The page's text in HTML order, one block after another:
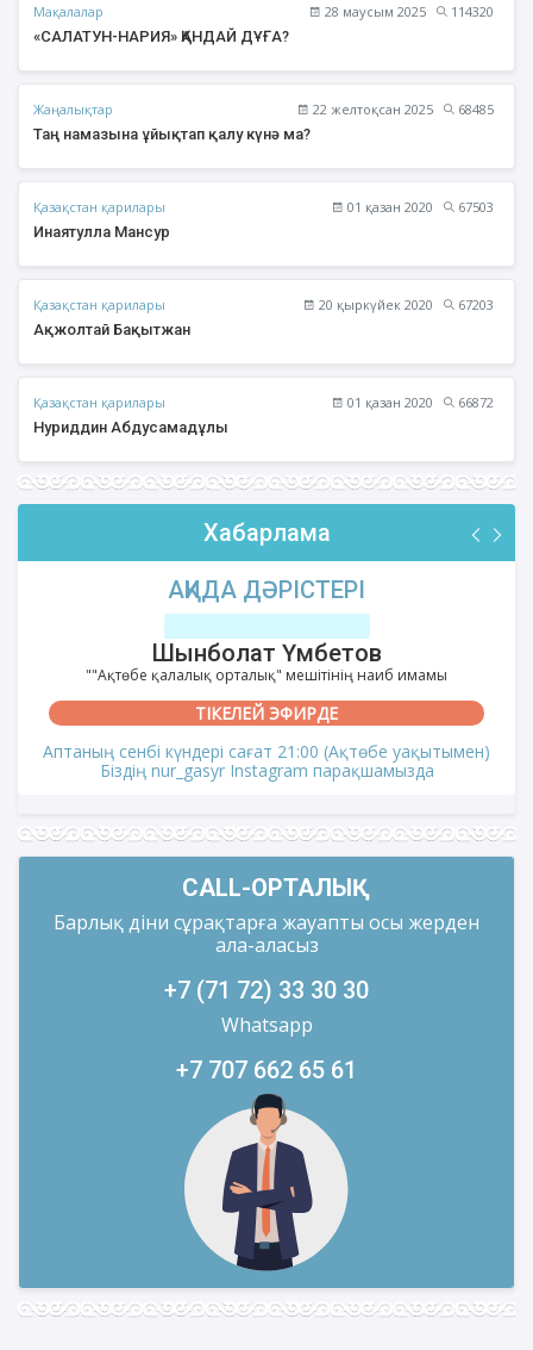
Мақалалар 28 маусым 2025
114320
«САЛАТУН-НАРИЯ» ҚАНДАЙ ДҰҒА?
Жаңалықтар 22 желтоқсан 2025
68485
Таң намазына ұйықтап қалу күнә ма?
Қазақстан қарилары 01 қазан 2020
67503
Инаятулла Мансур
Қазақстан қарилары 20 қыркүйек 2020
67203
Ақжолтай Бақытжан
Қазақстан қарилары 01 қазан 2020
66872
Нуриддин Абдусамадұлы
Хабарлама
АҚИДА ДӘРІСТЕРІ
Шынболат Үмбетов
""Ақтөбе қалалық орталық" мешітінің наиб имамы
ТІКЕЛЕЙ ЭФИРДЕ
Аптаның сенбі күндері сағат 21:00 (Ақтөбе уақытымен)
Біздің nur_gasyr Instagram парақшамызда
CALL-ОРТАЛЫҚ
Барлық діни сұрақтарға жауапты осы жерден
ала-аласыз
+7 (71 72) 33 30 30
Whatsapp
+7 707 662 65 61